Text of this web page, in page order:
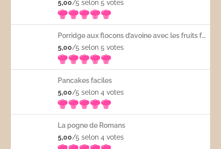
5,00/5 selon 5votes
Porridge aux flocons d’avoine avec les fruits frais
5,00/5 selon 5votes
Pancakes faciles
5,00/5 selon 4votes
La pogne de Romans
5,00/5 selon 4votes